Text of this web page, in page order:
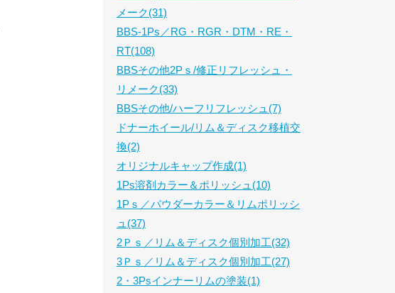
メーク(31)
BBS-1Ps／RG・RGR・DTM・RE・
RT(108)
BBSその他2Pｓ/修正リフレッシュ・
リメーク(33)
BBSその他/ハーフリフレッシュ(7)
ドナーホイール/リム＆ディスク移植交
換(2)
オリジナルキャップ作成(1)
1Ps溶剤カラー＆ポリッシュ(10)
1Pｓ／パウダーカラー＆リムポリッシ
ュ(37)
2Ｐｓ／リム＆ディスク個別加工(32)
3Ｐｓ／リム＆ディスク個別加工(27)
2・3Psインナーリムの塗装(1)